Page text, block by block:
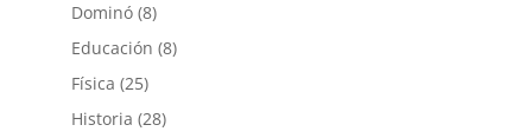
Dominó(8)
Educación (8)
Física (25)
Historia (28)